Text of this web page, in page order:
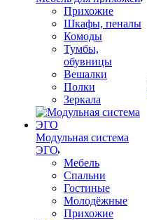
Прихожие
Шкафы, пеналы
Комоды
Тумбы,
обувницы
Вешалки
Полки
Зеркала
Модульная система
ЭГО
Мебель
Спальни
Гостиные
Молодёжные
Прихожие